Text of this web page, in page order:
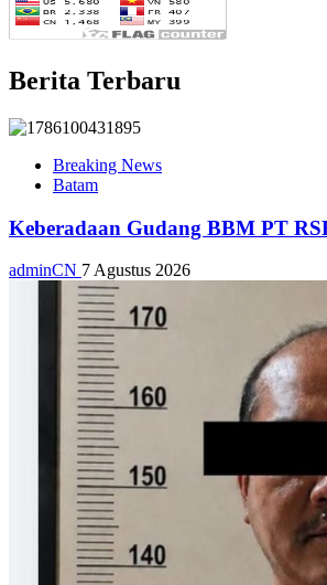
Berita Terbaru
Breaking News
Batam
Keberadaan Gudang BBM PT
adminCN 7 Agustus 2026